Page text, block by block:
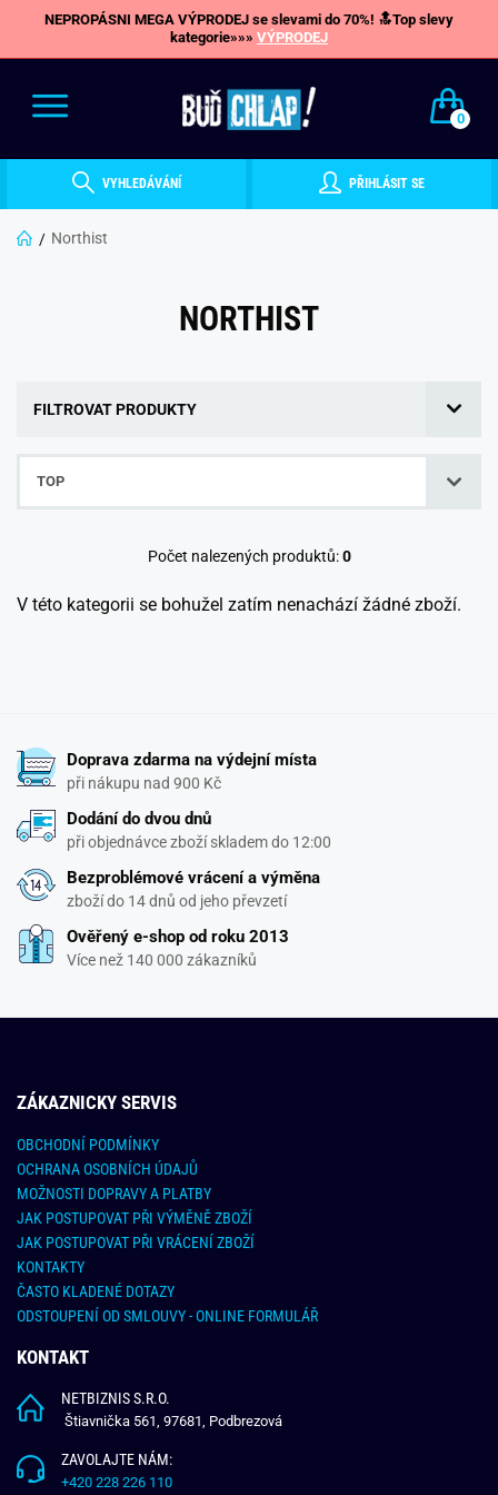
NEPROPÁSNI MEGA VÝPRODEJ se slevami do 70%! 🔝Top slevy
kategorie»»» VÝPRODEJ
0
VYHLEDÁVÁNÍ PŘIHLÁSIT SE
Northist
NORTHIST
FILTROVAT PRODUKTY
TOP
Počet nalezených produktů:0
V této kategorii se bohužel zatím nenachází žádné zboží.
Doprava zdarma na výdejní místa
při nákupu nad 900 Kč
Dodání do dvou dnů
při objednávce zboží skladem do 12:00
Bezproblémové vrácení a výměna
zboží do 14 dnů od jeho převzetí
Ověřený e-shop od roku 2013
Více než 140 000 zákazníků
ZÁKAZNICKY SERVIS
OBCHODNÍ PODMÍNKY
OCHRANA OSOBNÍCH ÚDAJŮ
MOŽNOSTI DOPRAVY A PLATBY
JAK POSTUPOVAT PŘI VÝMĚNĚ ZBOŽÍ
JAK POSTUPOVAT PŘI VRÁCENÍ ZBOŽÍ
KONTAKTY
ČASTO KLADENÉ DOTAZY
ODSTOUPENÍ OD SMLOUVY - ONLINE FORMULÁŘ
KONTAKT
NETBIZNIS S.R.O.
Štiavnička 561, 97681, Podbrezová
ZAVOLAJTE NÁM:
+420 228 226 110